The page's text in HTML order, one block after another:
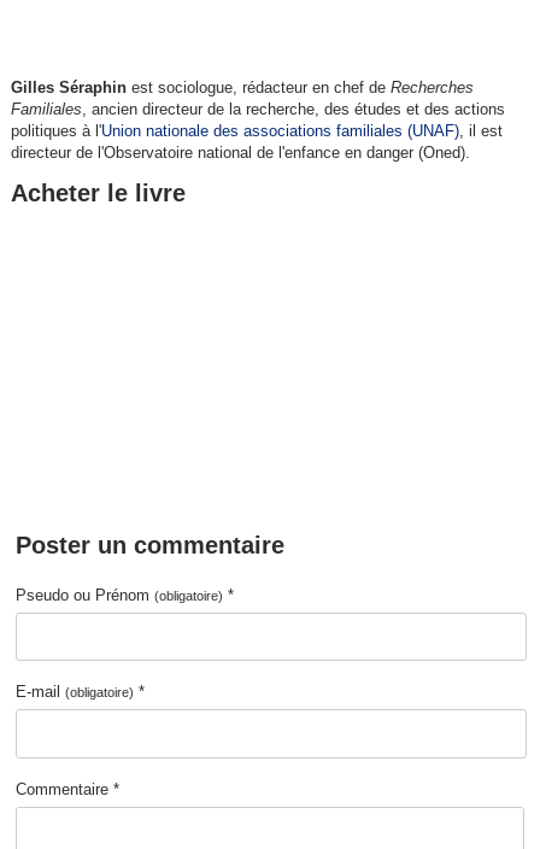
Gilles Séraphinest sociologue, rédacteur en chef de Recherches
Familiales, ancien directeur de la recherche, des études et des actions
politiques à l'Union nationale des associations familiales (UNAF), il est
directeur de l'Observatoire national de l'enfance en danger (Oned).
Acheter le livre
Poster un commentaire
Pseudo ou Prénom(obligatoire) *
E-mail(obligatoire) *
Commentaire *